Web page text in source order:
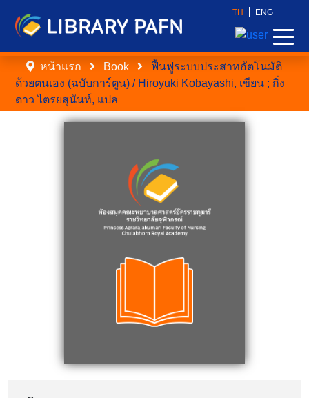
TH ENG
หน้าแรก Book
ฟื้นฟูระบบประสาทอัตโนมัติ
ด้วยตนเอง (ฉบับการ์ตูน) / Hiroyuki Kobayashi, เขียน ; กิ่ง
ดาว ไตรยสุนันท์, แปล